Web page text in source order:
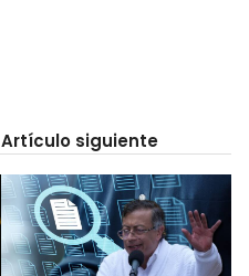
Artículo siguiente